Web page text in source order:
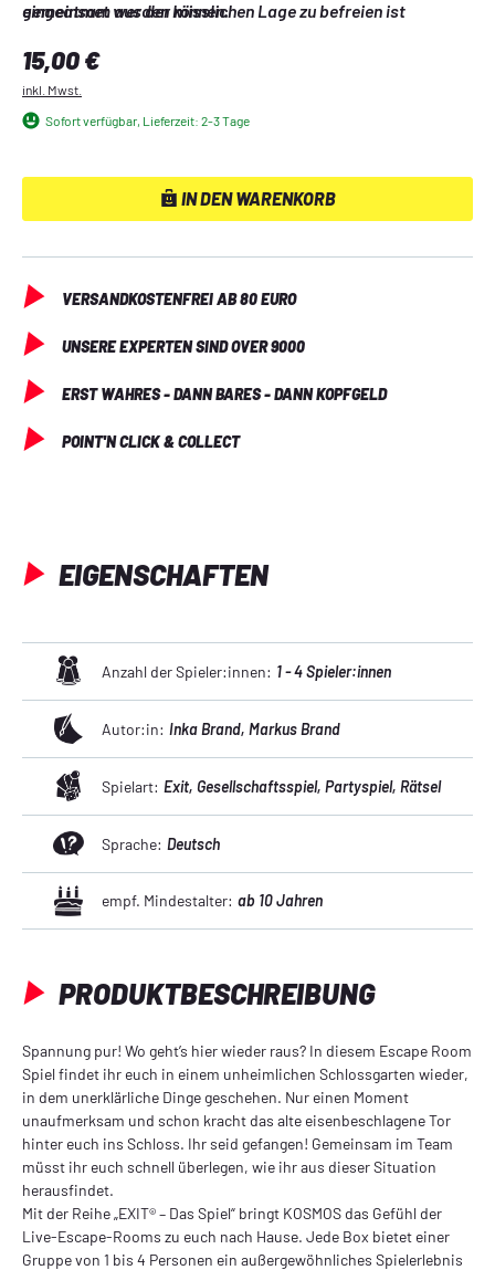
gemeinsam aus der misslichen Lage zu befreien ist
Zeit läuft…
eingeatmet werden können.
Regulärer Preis:
15,00 €
inkl. Mwst.
Sofort verfügbar, Lieferzeit: 2-3 Tage
IN DEN WARENKORB
VERSANDKOSTENFREI AB 80 EURO
UNSERE EXPERTEN SIND OVER 9000
ERST WAHRES - DANN BARES - DANN KOPFGELD
POINT'N CLICK & COLLECT
PRODUKTBESCHREIBUNG
Spannung pur! Wo geht’s hier wieder raus? In diesem Escape Room
Spiel findet ihr euch in einem unheimlichen Schlossgarten wieder,
in dem unerklärliche Dinge geschehen. Nur einen Moment
unaufmerksam und schon kracht das alte eisenbeschlagene Tor
hinter euch ins Schloss. Ihr seid gefangen! Gemeinsam im Team
müsst ihr euch schnell überlegen, wie ihr aus dieser Situation
herausfindet.
Mit der Reihe „EXIT® – Das Spiel“ bringt KOSMOS das Gefühl der
Live-Escape-Rooms zu euch nach Hause. Jede Box bietet einer
Gruppe von 1 bis 4 Personen ein außergewöhnliches Spielerlebnis
EIGENSCHAFTEN
Anzahl der Spieler:innen: 1 - 4 Spieler:innen
Autor:in: Inka Brand, Markus Brand
Spielart: Exit, Gesellschaftsspiel, Partyspiel, Rätsel
Sprache: Deutsch
empf. Mindestalter: ab 10 Jahren